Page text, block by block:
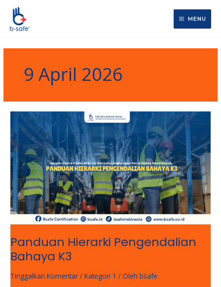
Lewati
konten
MENU
9 April 2026
Panduan Hierarki Pengendalian
Bahaya K3
Tinggalkan Komentar /Kategori 1 / Olehbsafe
Panduan
Hierarki
Pengendalian
Bahaya
K3